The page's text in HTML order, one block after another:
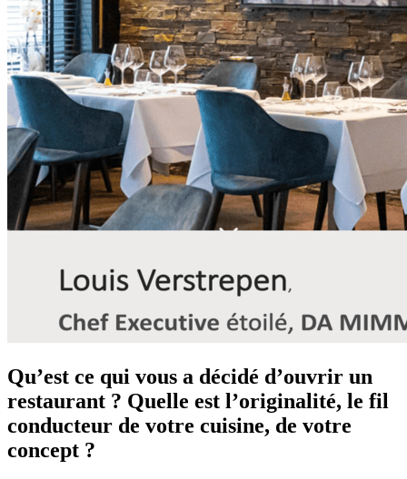
Qu’est ce qui vous a décidé d’ouvrir un
restaurant ? Quelle est l’originalité, le fil
conducteur de votre cuisine, de votre
concept ?